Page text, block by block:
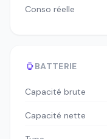
Conso réelle
BATTERIE
Capacité brute
Capacité nette